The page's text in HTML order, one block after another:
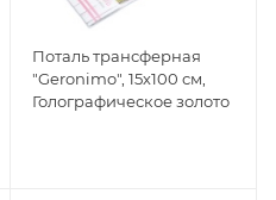
Поталь трансферная
"Geronimo", 15х100 см,
Голографическое золото